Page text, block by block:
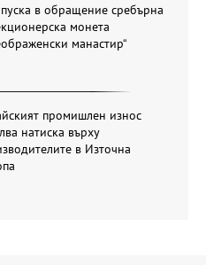
в обращение сребърна
монета
манастир“
промишлен износ
натиска върху
в Източна